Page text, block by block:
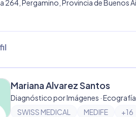
Mariana Alvarez Santos
Diagnóstico por Imágenes · Ecografía
SWISS MEDICAL
MEDIFE +16